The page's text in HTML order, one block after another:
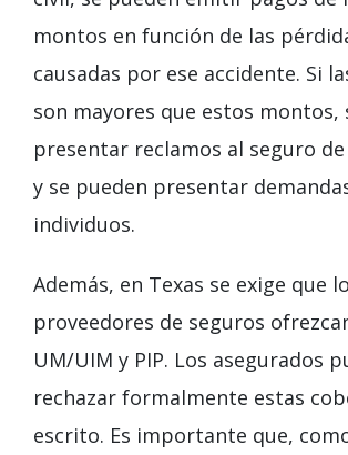
montos en función de las
causadas por ese accidente. Si
son mayores que estos montos,
presentar reclamos al seguro
y se pueden presentar
individuos.
Además, en Texas se exige que
proveedores de seguros
UM/UIM y PIP. Los asegurados
rechazar formalmente estas
escrito. Es importante que,